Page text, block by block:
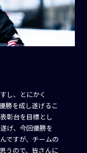
し、とにかく
勝を成し遂げるこ
彰台を目標とし
げ、今回優勝を
ですが、チームの
うので、皆さんに